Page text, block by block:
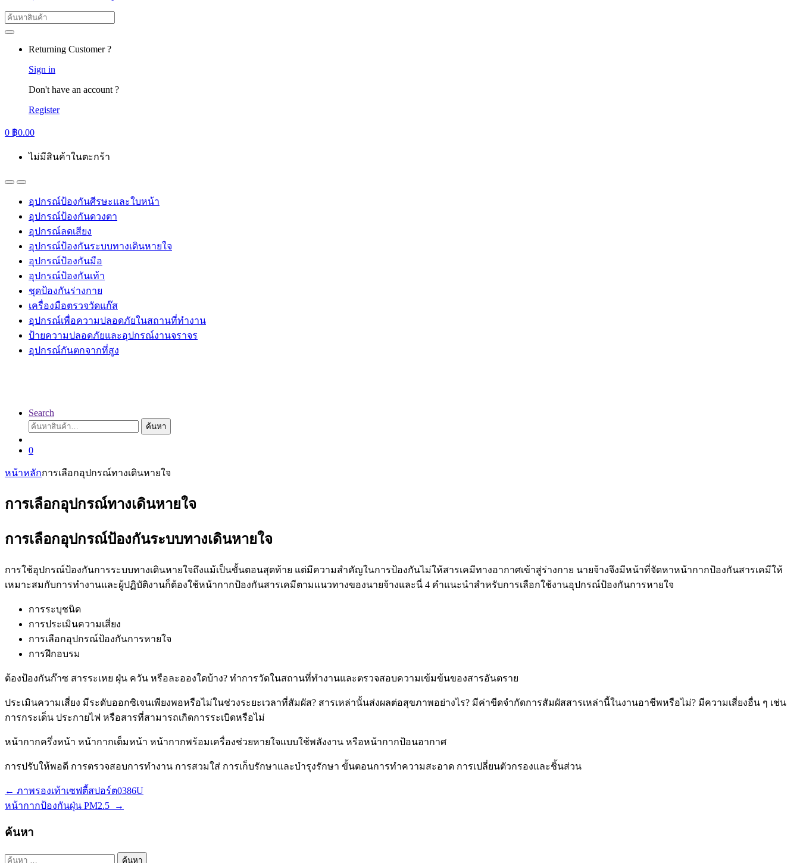
Search
for:
Returning Customer ?
Sign in
Don't have an account ?
Register
0 ฿0.00
ไม่มีสินค้าในตะกร้า
อุปกรณ์ป้องกันศีรษะและใบหน้า
อุปกรณ์ป้องกันดวงตา
อุปกรณ์ลดเสียง
อุปกรณ์ป้องกันระบบทางเดินหายใจ
อุปกรณ์ป้องกันมือ
อุปกรณ์ป้องกันเท้า
ชุดป้องกันร่างกาย
เครื่องมือตรวจวัดแก๊ส
อุปกรณ์เพื่อความปลอดภัยในสถานที่ทำงาน
ป้ายความปลอดภัยและอุปกรณ์งานจราจร
อุปกรณ์กันตกจากที่สูง
Search
ค้นหา:
ค้นหา
0
หน้าหลักการเลือกอุปกรณ์ทางเดินหายใจ
การเลือกอุปกรณ์ทางเดินหายใจ
การเลือกอุปกรณ์ป้องกันระบบทางเดินหายใจ
การใช้อุปกรณ์ป้องกันการระบบทางเดินหายใจถึงแม้เป็นขั้นตอนสุดท้าย แต่มีความสำคัญในการป้องกันไม่ให้สารเคมีทางอากาศเข้าสู่ร่างกาย นายจ้างจึงมีหน้าที่จัดหาหน้ากากป้องกันสารเคมีให้
เหมาะสมกับการทำงานและผู้ปฏิบัติงานก็ต้องใช้หน้ากากป้องกันสารเคมีตามแนวทางของนายจ้างและนี่ 4 คำแนะนำสำหรับการเลือกใช้งานอุปกรณ์ป้องกันการหายใจ
การระบุชนิด
การประเมินความเสี่ยง
การเลือกอุปกรณ์ป้องกันการหายใจ
การฝึกอบรม
ต้องป้องกันก๊าซ สารระเหย ฝุ่น ควัน หรือละอองใดบ้าง? ทำการวัดในสถานที่ทำงานและตรวจสอบความเข้มข้นของสารอันตราย
ประเมินความเสี่ยง มีระดับออกซิเจนเพียงพอหรือไม่ในช่วงระยะเวลาที่สัมผัส? สารเหล่านั้นส่งผลต่อสุขภาพอย่างไร? มีค่าขีดจำกัดการสัมผัสสารเหล่านี้ในงานอาชีพหรือไม่? มีความเสี่ยงอื่น ๆ เช่น
การกระเด็น ประกายไฟ หรือสารที่สามารถเกิดการระเบิดหรือไม่
หน้ากากครึ่งหน้า หน้ากากเต็มหน้า หน้ากากพร้อมเครื่องช่วยหายใจแบบใช้พลังงาน หรือหน้ากากป้อนอากาศ
การปรับให้พอดี การตรวจสอบการทำงาน การสวมใส่ การเก็บรักษาและบำรุงรักษา ขั้นตอนการทำความสะอาด การเปลี่ยนตัวกรองและชิ้นส่วน
แนะแนว
← ภาพรองเท้าเซฟตี้สปอร์ต0386U
หน้ากากป้องกันฝุ่น PM2.5
→
ค้นหา
ค้นหา